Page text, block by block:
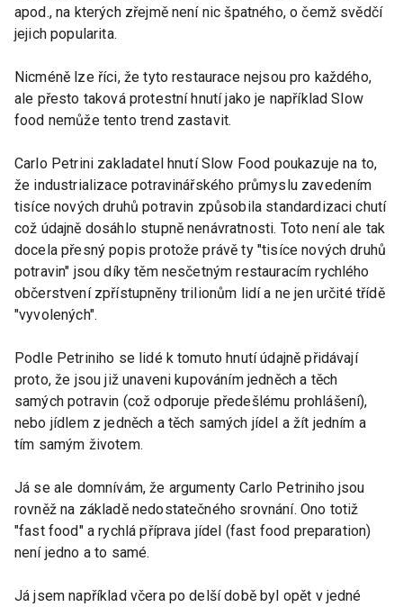
apod., na kterých zřejmě není nic špatného, o čemž svědčí
jejich popularita.
Nicméně lze říci, že tyto restaurace nejsou pro každého,
ale přesto taková protestní hnutí jako je například Slow
food nemůže tento trend zastavit.
Carlo Petrini zakladatel hnutí Slow Food poukazuje na to,
že industrializace potravinářského průmyslu zavedením
tisíce nových druhů potravin způsobila standardizaci chutí
což údajně dosáhlo stupně nenávratnosti. Toto není ale tak
docela přesný popis protože právě ty "tisíce nových druhů
potravin" jsou díky těm nesčetným restauracím rychlého
občerstvení zpřístupněny trilionům lidí a ne jen určité třídě
"vyvolených".
Podle Petriniho se lidé k tomuto hnutí údajně přidávají
proto, že jsou již unaveni kupováním jedněch a těch
samých potravin (což odporuje předešlému prohlášení),
nebo jídlem z jedněch a těch samých jídel a žít jedním a
tím samým životem.
Já se ale domnívám, že argumenty Carlo Petriniho jsou
rovněž na základě nedostatečného srovnání. Ono totiž
"fast food" a rychlá příprava jídel (fast food preparation)
není jedno a to samé.
Já jsem například včera po delší době byl opět v jedné